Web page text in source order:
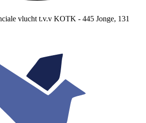
vlucht t.v.v KOTK - 445 Jonge, 131